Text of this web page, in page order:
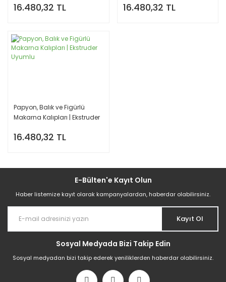
16.480,32 TL 16.480,32 TL
Papyon, Balık ve Figürlü
Makarna Kalıpları | Ekstruder
16.480,32 TL
E-Bülten'e Kayıt Olun
Haber listemize kayıt olarak kampanyalardan, haberdar olabilirsiniz.
Kayıt Ol
Sosyal Medyada Bizi Takip Edin
Sosyal medyadan bizi takip ederek yeniliklerden haberdar olabilirsiniz.